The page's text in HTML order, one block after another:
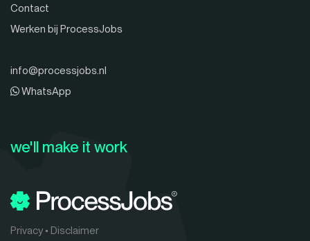
Contact
Werken bij ProcessJobs
info@processjobs.nl
WhatsApp
Privacy• Disclaimer
we'll make it work